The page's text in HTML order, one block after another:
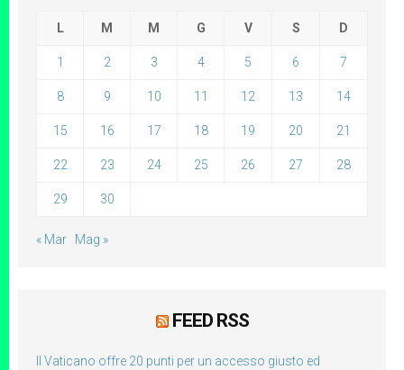
L M M G V S D
1 2 3 4 5 6 7
8 9 10 11 12 13 14
15 16 17 18 19 20 21
22 23 24 25 26 27 28
29 30
« Mar Mag »
FEED RSS
Il Vaticano offre 20 punti per un accesso giusto ed